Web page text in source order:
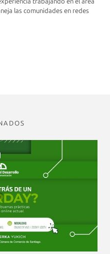
las comunidades en redes